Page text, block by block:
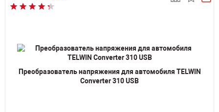
Преобразователь напряжения для автомобиля TELWIN
Converter 310 USB